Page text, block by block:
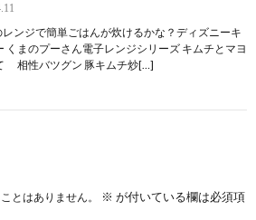
ンジで簡単ごはんが炊けるかな？ディズニーキ
くまのプーさん電子レンジシリーズ キムチとマヨ
相性バツグン 豚キムチ炒[…]
とはありません。 ※ が付いている欄は必須項